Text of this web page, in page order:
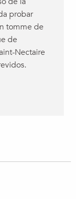
probar
tomme de
de
Nectaire